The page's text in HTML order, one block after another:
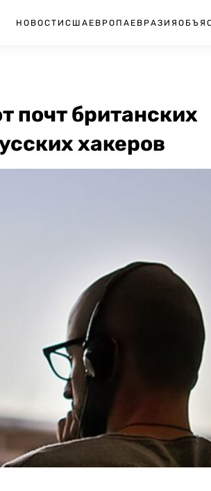
НОВОСТИ США ЕВРОПА ЕВРАЗИЯ
почт британских
хакеров